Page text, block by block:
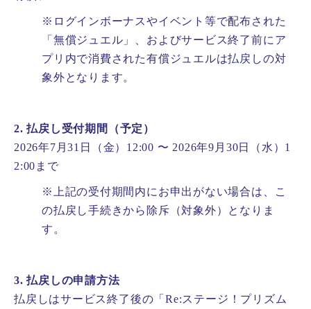
※ログインボーナスやイベント等で配布された
「無償ジュエル」、およびサービス終了前にア
プリ内で消費された有償ジュエルは払戻しの対
象外となります。
2. 払戻し受付期間（予定）
2026年7月31日（金）12:00 〜 2026年9月30日（水）1
2:00まで
※上記の受付期間内にお申出がない場合は、こ
の払戻し手続きから除斥（対象外）となりま
す。
3. 払戻しの申請方法
払戻しはサービス終了後の「Re:ステージ！プリズム